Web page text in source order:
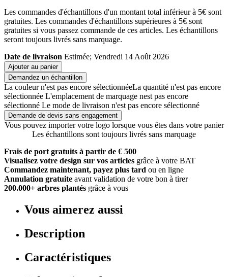
Les commandes d'échantillons d'un montant total inférieur à 5€ sont
gratuites. Les commandes d'échantillons supérieures à 5€ sont
gratuites si vous passez commande de ces articles. Les échantillons
seront toujours livrés sans marquage.
Date de livraison Estimée; Vendredi 14 Août 2026
Ajouter au panier
Demandez un échantillon
La couleur n'est pas encore sélectionnéeLa quantité n'est pas encore
sélectionnée L'emplacement de marquage nest pas encore
sélectionné Le mode de livraison n'est pas encore sélectionné
Demande de devis sans engagement
Vous pouvez importer votre logo lorsque vous êtes dans votre panier
Les échantillons sont toujours livrés sans marquage
Frais de port gratuits à partir de € 500
Visualisez votre design sur vos articles grâce à votre BAT
Commandez maintenant, payez plus tard ou en ligne
Annulation gratuite avant validation de votre bon à tirer
200.000+ arbres plantés grâce à vous
Vous aimerez aussi
Description
Caractéristiques